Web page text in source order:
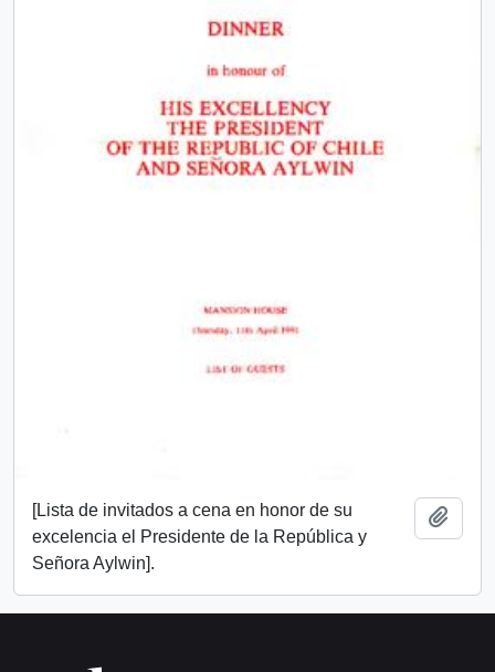
[Lista de invitados a cena en honor de su
excelencia el Presidente de la República y
Señora Aylwin].